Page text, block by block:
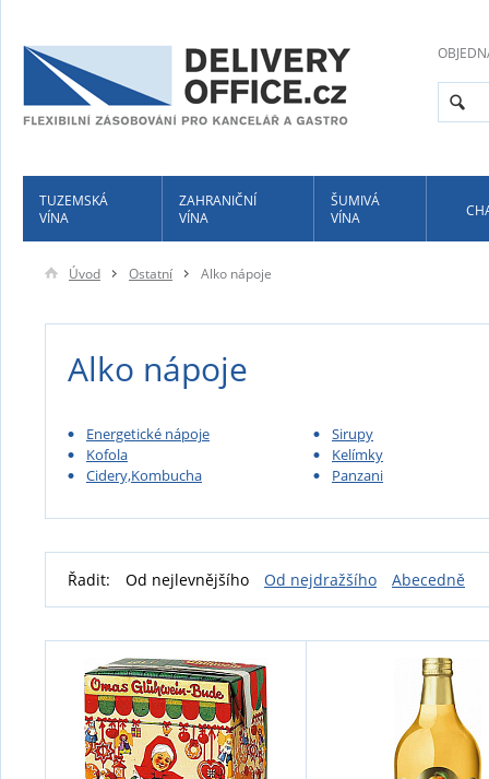
TUZEMSKÁ
VÍNA
ZAHRANIČNÍ
VÍNA
ŠUMIVÁ
VÍNA
Úvod Ostatní Alko nápoje
Alko nápoje
Energetické nápoje
Kofola
Cidery,Kombucha
Sirupy
Kelímky
Panzani
Řadit: Od nejlevnějšího Od nejdražšího Abecedně